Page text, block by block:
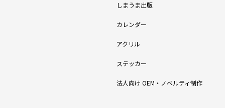
しまうま出版
カレンダー
アクリル
ステッカー
法人向け OEM・ノベルティ制作